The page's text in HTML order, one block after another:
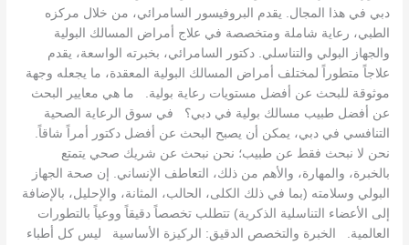
دبي في هذا المجال. يقدم البروفيسور السامرائي، من خلال مركزه
الطبي، رعاية شاملة ومتخصصة في علاج أمراض المسالك البولية
والجهاز البولي والتناسلي. دكتور السامرائي، بخبرته الواسعة، يقدم
علاجاً متطوراً لمختلف أمراض المسالك البولية المعقدة، ما يجعله وجهة
موثوقة للبحث عن أفضل مستويات رعاية بولية. ما هي معايير البحث
عن أفضل طبيب مسالك بولية في دبي؟ في سوق الرعاية الصحية
التنافسي في دبي، يمكن أن يصبح البحث عن أفضل دكتور أمراً شاقاً.
نحن لا نبحث فقط عن طبيب؛ نحن نبحث عن شريك صحي يتمتع
بالخبرة، والمهارة، والأهم من ذلك، التعاطف الإنساني. إن صحة الجهاز
البولي وسلامته (بما في ذلك الكلى، الحالب، المثانة، والإحليل، بالإضافة
إلى الأعضاء التناسلية الذكرية) تتطلب تخصصاً دقيقاً ووعياً بالتطورات
العالمية. الخبرة والتخصص الدقيق: الركيزة الأساسية ليس كل أطباء